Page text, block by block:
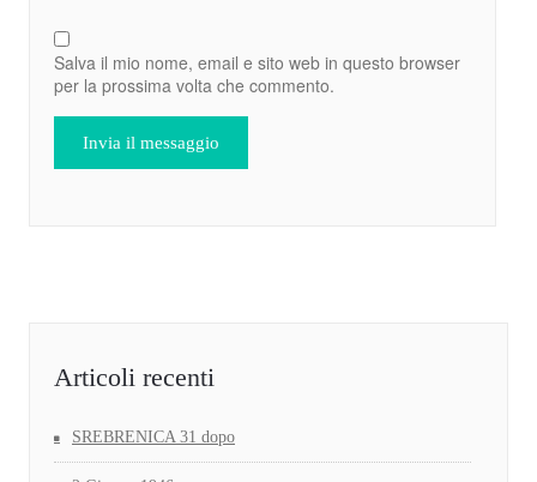
Salva il mio nome, email e sito web in questo browser
per la prossima volta che commento.
Articoli recenti
SREBRENICA 31 dopo